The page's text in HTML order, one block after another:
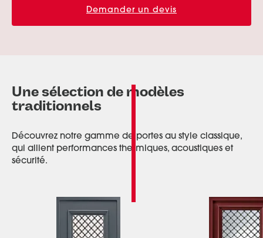
Demander un devis
Une sélection de modèles
traditionnels
Découvrez notre gamme de portes au style classique,
qui allient performances thermiques, acoustiques et
sécurité.